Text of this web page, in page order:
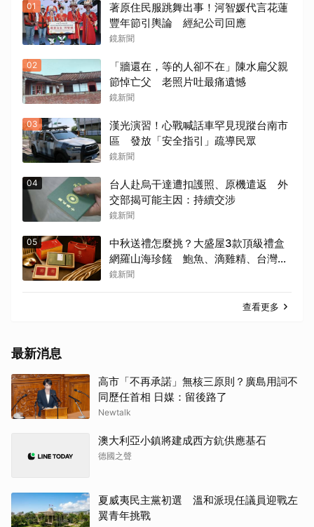
01
著原住民服跳舞出事！河智媛代言花蓮
豐年節引輿論 經紀公司回應
鏡新聞
02
「牆還在，等的人卻不在」陳水扁父親
節悼亡父 老照片吐最痛遺憾
鏡新聞
03
漢光演習！心戰喊話車罕見現蹤台南市
區 發放「安全指引」疏導民眾
鏡新聞
04
台人赴烏干達遭扣護照、原機遣返 外
交部揭可能主因：持續交涉
鏡新聞
05
中秋送禮怎麼挑？大盛屋3款頂級禮盒
網羅山海珍饈 鮑魚、滴雞精、台灣香
菇超澎湃
鏡新聞
查看更多
最新消息
高市「不再承諾」無核三原則？廣島用詞不
同歷任首相 日媒：留後路了
Newtalk
澳大利亞小鎮將建成西方鈧供應基石
德國之聲
夏威夷民主黨初選 溫和派現任議員迎戰左
翼青年挑戰